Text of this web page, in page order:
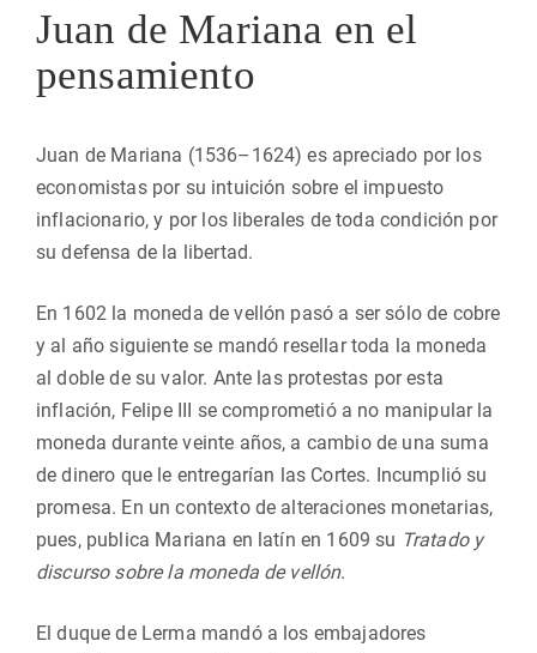
Juan de Mariana en el
pensamiento
Juan de Mariana (1536–1624) es apreciado por los
economistas por su intuición sobre el impuesto
inflacionario, y por los liberales de toda condición por
su defensa de la libertad.
En 1602 la moneda de vellón pasó a ser sólo de cobre
y al año siguiente se mandó resellar toda la moneda
al doble de su valor. Ante las protestas por esta
inflación, Felipe III se comprometió a no manipular la
moneda durante veinte años, a cambio de una suma
de dinero que le entregarían las Cortes. Incumplió su
promesa. En un contexto de alteraciones monetarias,
pues, publica Mariana en latín en 1609 su Tratado y
discurso sobre la moneda de vellón.
El duque de Lerma mandó a los embajadores